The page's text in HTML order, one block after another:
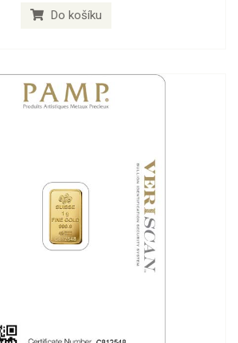
Do košíku